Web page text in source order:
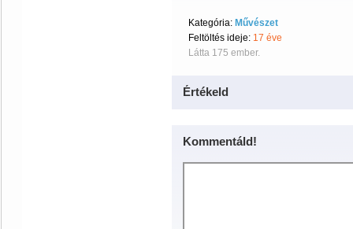
Kategória: Művészet
Feltöltés ideje: 17 éve
Látta 175 ember.
Értékeld
Kommentáld!